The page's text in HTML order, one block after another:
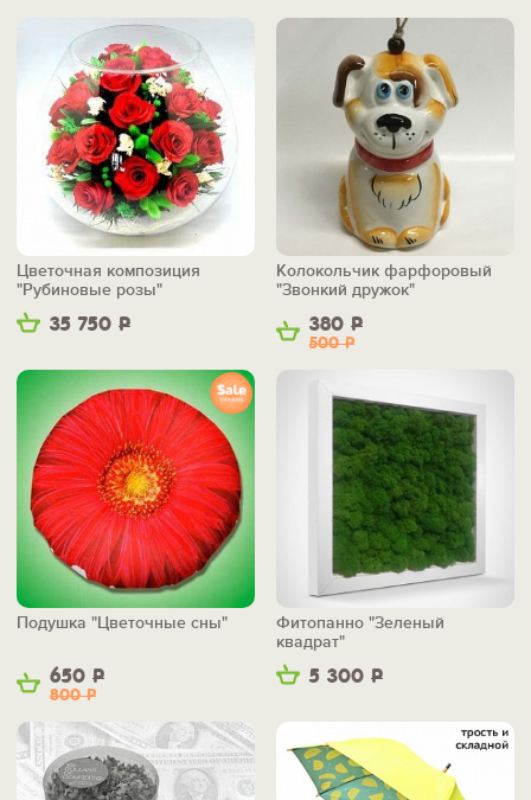
35 750 Р
Цветочная композиция
"Рубиновые розы"
380 Р
500Р
Колокольчик фарфоровый
"Звонкий дружок"
650 Р
800Р
Подушка "Цветочные сны"
5 300 Р
Фитопанно "Зеленый
квадрат"